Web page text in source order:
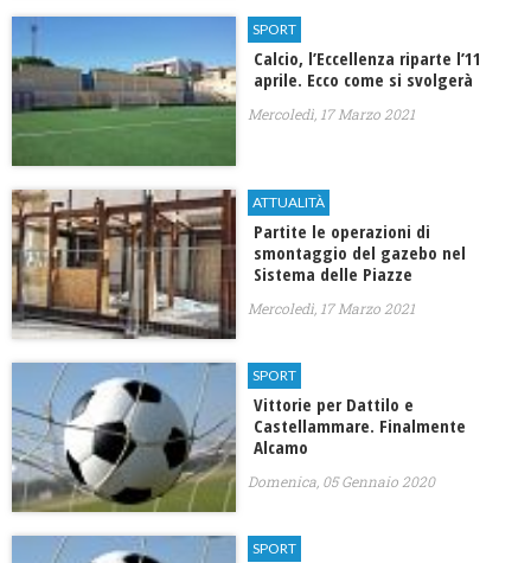
SPORT
Calcio, l’Eccellenza riparte l’11
aprile. Ecco come si svolgerà
Mercoledì, 17 Marzo 2021
ATTUALITÀ
Partite le operazioni di
smontaggio del gazebo nel
Sistema delle Piazze
Mercoledì, 17 Marzo 2021
SPORT
Vittorie per Dattilo e
Castellammare. Finalmente
Alcamo
Domenica, 05 Gennaio 2020
SPORT